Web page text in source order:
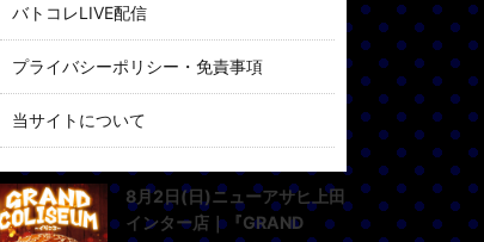
バトコレLIVE配信
プライバシーポリシー・免責事項
当サイトについて
8月2日(日)ニューアサヒ上田
インター店｜『GRAND